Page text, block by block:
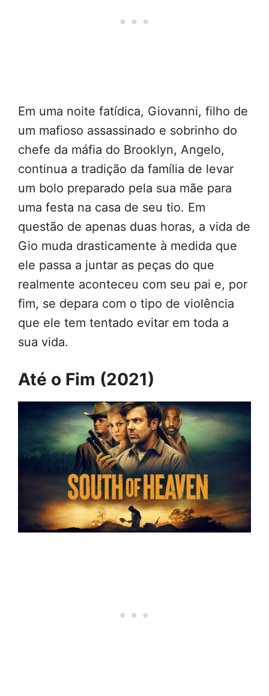
Em uma noite fatídica, Giovanni, filho de
um mafioso assassinado e sobrinho do
chefe da máfia do Brooklyn, Angelo,
continua a tradição da família de levar
um bolo preparado pela sua mãe para
uma festa na casa de seu tio. Em
questão de apenas duas horas, a vida de
Gio muda drasticamente à medida que
ele passa a juntar as peças do que
realmente aconteceu com seu pai e, por
fim, se depara com o tipo de violência
que ele tem tentado evitar em toda a
sua vida.
Até o Fim (2021)